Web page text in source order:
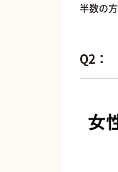
半数の
Q2：